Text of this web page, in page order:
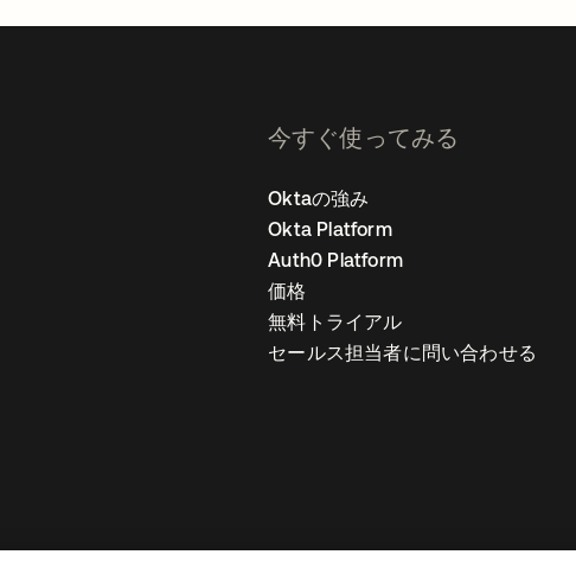
今すぐ使ってみる
Oktaの強み
Okta Platform
Auth0 Platform
価格
無料トライアル
セールス担当者に問い合わせる